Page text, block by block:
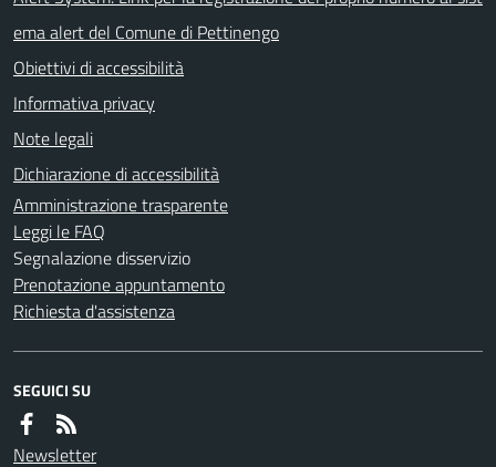
ema alert del Comune di Pettinengo
Obiettivi di accessibilità
Informativa privacy
Note legali
Dichiarazione di accessibilità
Amministrazione trasparente
Leggi le FAQ
Segnalazione disservizio
Prenotazione appuntamento
Richiesta d'assistenza
SEGUICI SU
Newsletter